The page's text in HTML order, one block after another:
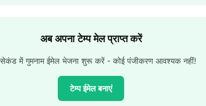
अब अपना टेम्प मेल प्राप्त करें
में गुमनाम ईमेल भेजना शुरू करें - कोई पंजीकरण आवश्यक नहीं!
टेम्प ईमेल बनाएं